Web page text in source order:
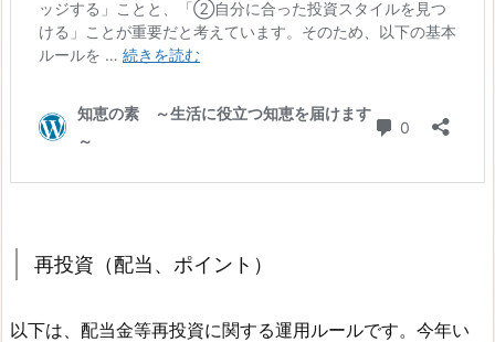
再投資（配当、ポイント）
以下は、配当金等再投資に関する運用ルールです。今年い